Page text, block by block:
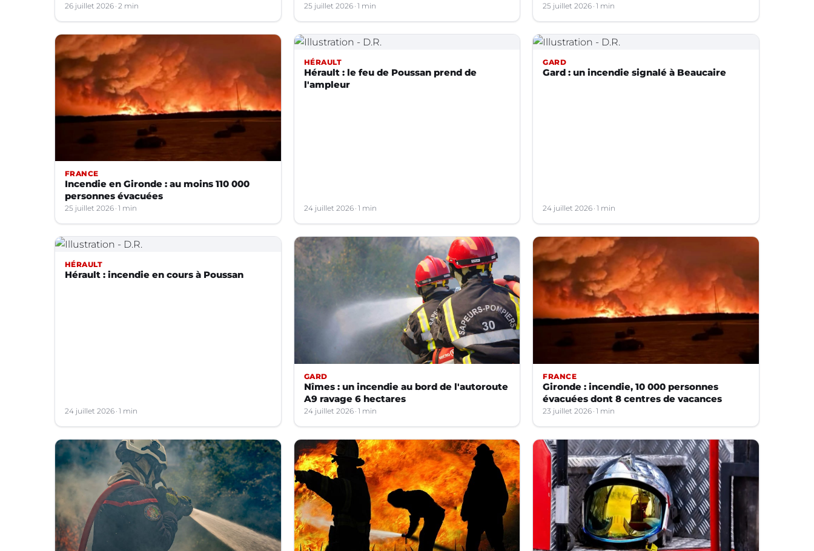
26 juillet 2026 2 min 25 juillet 2026 1 min 25 juillet 2026 1 min
FRANCE
Incendie en Gironde : au moins 110 000
personnes évacuées
25 juillet 2026 1 min
HÉRAULT
Hérault : le feu de Poussan prend de
l'ampleur
24 juillet 2026 1 min
GARD
Gard : un incendie signalé à Beaucaire
24 juillet 2026 1 min
HÉRAULT
Hérault : incendie en cours à Poussan
24 juillet 2026 1 min
GARD
Nîmes : un incendie au bord de l'autoroute
A9 ravage 6 hectares
24 juillet 2026 1 min
FRANCE
Gironde : incendie, 10 000 personnes
évacuées dont 8 centres de vacances
23 juillet 2026 1 min